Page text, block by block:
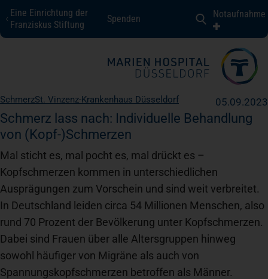
Eine Einrichtung der
Franziskus Stiftung
Spenden Notaufnahme
Marien Hospital Düsseldorf
Patienten + Besucher
Über uns
Karriere
Kontakt
SchmerzSt. Vinzenz-Krankenhaus Düsseldorf 05.09.2023
Schmerz lass nach: Individuelle Behandlung
von (Kopf-)Schmerzen
Mal sticht es, mal pocht es, mal drückt es –
Kopfschmerzen kommen in unterschiedlichen
Ausprägungen zum Vorschein und sind weit verbreitet.
In Deutschland leiden circa 54 Millionen Menschen, also
rund 70 Prozent der Bevölkerung unter Kopfschmerzen.
Dabei sind Frauen über alle Altersgruppen hinweg
sowohl häufiger von Migräne als auch von
Spannungskopfschmerzen betroffen als Männer.